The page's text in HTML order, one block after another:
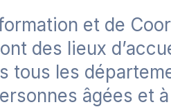
et de
des lieux
tous les
âgées et